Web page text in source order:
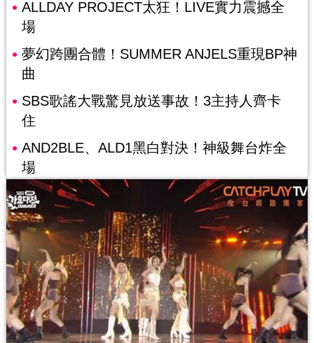
ALLDAY PROJECT太狂！LIVE實力震撼全
場
夢幻跨團合體！SUMMER ANJELS重現BP神
曲
SBS歌謠大戰驚見放送事故！3主持人齊卡
住
AND2BLE、ALD1黑白對決！神級舞台炸全
場